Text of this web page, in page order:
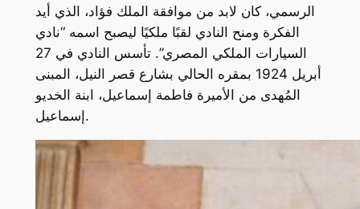
الرسمي، كان لابد من موافقة الملك فؤاد، الذي أيد
الفكرة ومنح النادي لقبًا ملكيًا ليصبح اسمه “نادي
السيارات الملكي المصري”. تأسس النادي في 27
أبريل 1924 بمقره الحالي بشارع قصر النيل، المبنى
المُهدى من الأميرة فاطمة إسماعيل، ابنة الخديو
إسماعيل.